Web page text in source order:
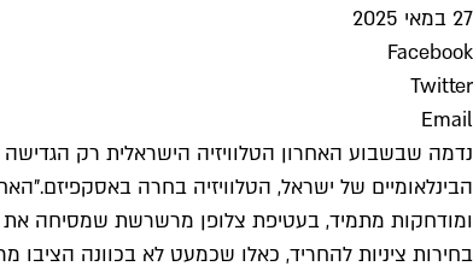
27 במאי 2025
Facebook
Twitter
Email
נדמה שבשבוע האחרון הטלוויזיה הישראלית רק
ומודחקות מתמיד, בעטיפת צלופן מרשרשת שמסיחה את
בחירות ציניות להחריד, כאלו שכמעט לא בכוונה הציבו